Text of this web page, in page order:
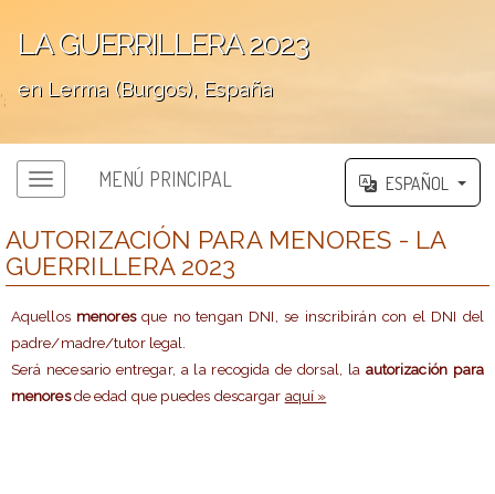
LA GUERRILLERA 2023
en Lerma (Burgos), España
';
MENÚ PRINCIPAL ESPAÑOL
AUTORIZACIÓN PARA MENORES - LA
GUERRILLERA 2023
Aquellos menoresque no tengan DNI, se inscribirán con el DNI del
padre/madre/tutor legal.
Será necesario entregar, a la recogida de dorsal, la autorización para
menoresde edad que puedes descargar aquí »